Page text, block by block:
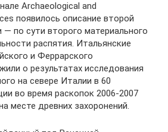
Archaeological and
появилось описание второй
— по сути второго материального
распятия. Итальянские
и Феррарского
о результатах исследования
на севере Италии в 60
во время раскопок 2006-2007
месте древних захоронений.